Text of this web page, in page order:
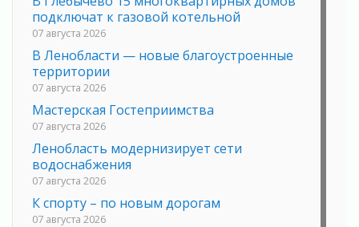
подключат к газовой котельной
07 августа 2026
В Ленобласти — новые благоустроенные
территории
07 августа 2026
Мастерская Гостеприимства
07 августа 2026
Ленобласть модернизирует сети
водоснабжения
07 августа 2026
К спорту – по новым дорогам
07 августа 2026